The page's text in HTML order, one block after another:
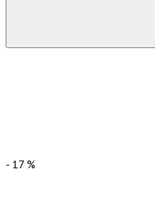
- 17 %